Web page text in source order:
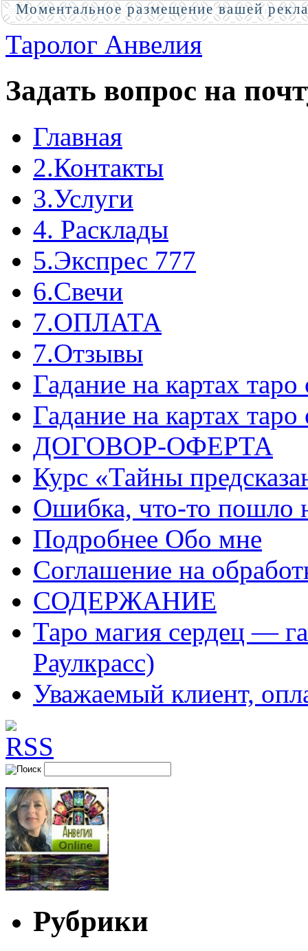
Таролог Анвелия
Задать вопрос на
Главная
2.Контакты
3.Услуги
4. Расклады
5.Экспрес 777
6.Свечи
7.ОПЛАТА
7.Отзывы
Гадание на картах
Гадание на картах
ДОГОВОР-ОФЕРТА
Курс «Тайны
Ошибка, что-то пошло
Подробнее Обо мне
Соглашение на
СОДЕРЖАНИЕ
Таро магия сердец —
Раулкрасс)
Уважаемый клиент,
Рубрики
Моментальное размещение вашей